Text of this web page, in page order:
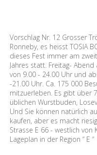
Vorschlag Nr. 12 Grosser
Ronneby, es heisst TOSIA
dieses Fest immer am
Jahres statt. Freitag-
von 9.00 - 24.00 Uhr und
-21.00 Uhr. Ca. 175 000
mitzuerleben. Es gibt über
üblichen Wurstbuden,
Und Sie können natürlich
kaufen, aber es macht
Strasse E 66 - westlich von
Lageplan in der Region “ E “